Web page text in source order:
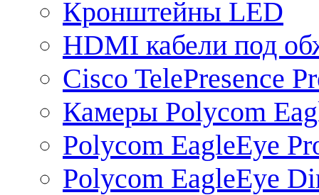
Кронштейны LED
HDMI кабели под
Cisco TelePresence
Камеры Polycom
Polycom EagleEye
Polycom EagleEye